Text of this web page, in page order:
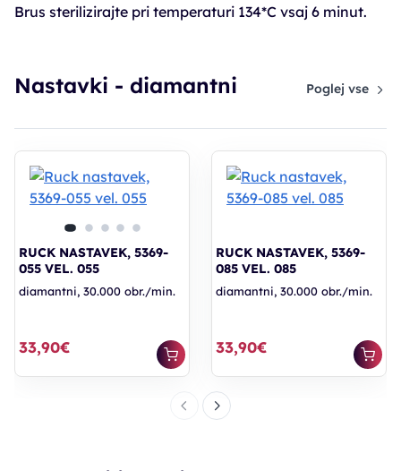
Brus sterilizirajte pri temperaturi 134*C vsaj 6 minut.
Nastavki - diamantni Poglej vse
RUCK NASTAVEK, 5369-
055 VEL. 055
diamantni, 30.000 obr./min.
33,90€
RUCK NASTAVEK, 5369-
085 VEL. 085
diamantni, 30.000 obr./min.
33,90€